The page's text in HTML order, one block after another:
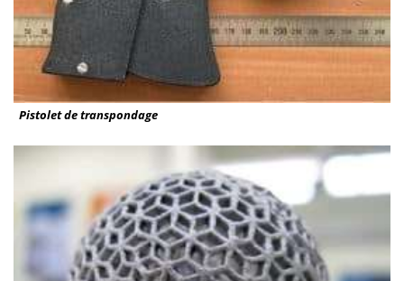
Pistolet de transpondage